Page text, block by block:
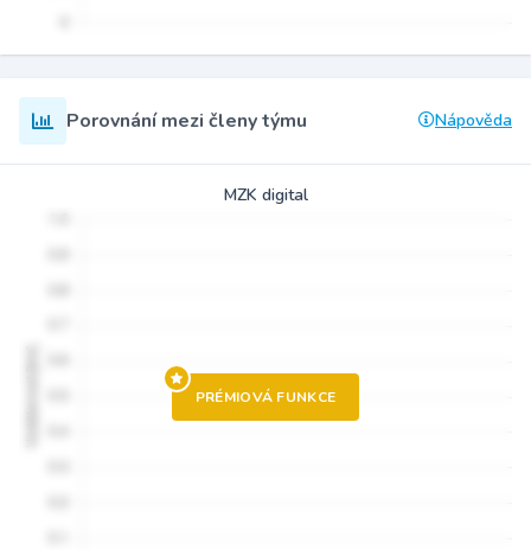
Porovnání mezi členy týmu Nápověda
MZK digital
PRÉMIOVÁ FUNKCE